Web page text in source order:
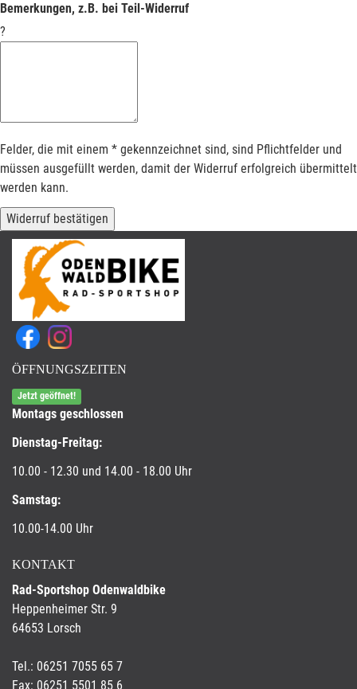
Bemerkungen, z.B. bei Teil-Widerruf
?
Felder, die mit einem * gekennzeichnet sind, sind Pflichtfelder und
müssen ausgefüllt werden, damit der Widerruf erfolgreich übermittelt
werden kann.
Widerruf bestätigen
ÖFFNUNGSZEITEN
Jetzt geöffnet!
Montags geschlossen
Dienstag-Freitag:
10.00 - 12.30 und 14.00 - 18.00 Uhr
Samstag:
10.00-14.00 Uhr
KONTAKT
Rad-Sportshop Odenwaldbike
Heppenheimer Str. 9
64653 Lorsch
Tel.: 06251 7055 65 7
Fax: 06251 5501 85 6